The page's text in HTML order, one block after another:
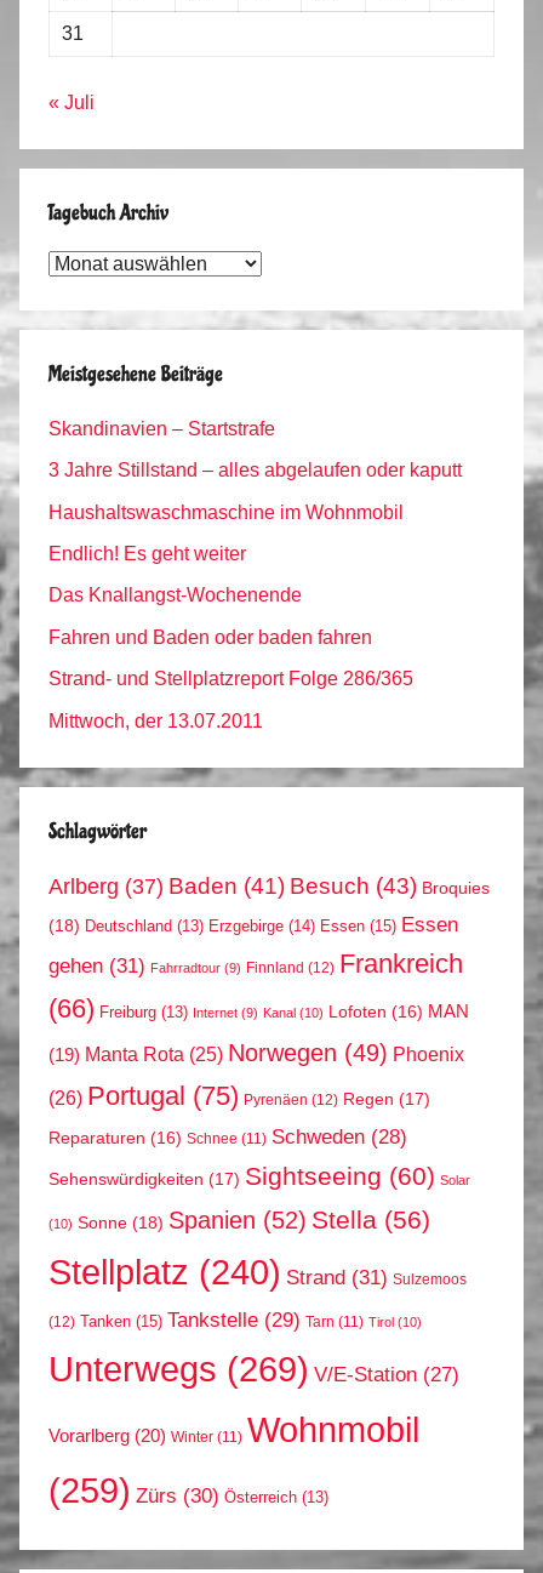
31
« Juli
Tagebuch Archiv
Tagebuch
Meistgesehene Beiträge
Skandinavien – Startstrafe
3 Jahre Stillstand – alles abgelaufen oder kaputt
Haushaltswaschmaschine im Wohnmobil
Endlich! Es geht weiter
Das Knallangst-Wochenende
Fahren und Baden oder baden fahren
Strand- und Stellplatzreport Folge 286/365
Mittwoch, der 13.07.2011
Schlagwörter
Arlberg (37) Baden (41) Besuch (43) Broquies
(18) Deutschland (13) Erzgebirge (14) Essen (15) Essen
gehen (31) Fahrradtour (9) Finnland (12) Frankreich
(66) Freiburg (13) Internet (9) Kanal (10) Lofoten (16) MAN
(19) Manta Rota (25) Norwegen (49) Phoenix
(26) Portugal (75) Pyrenäen (12) Regen (17)
Reparaturen (16) Schnee (11) Schweden (28)
Sehenswürdigkeiten (17) Sightseeing (60) Solar
(10) Sonne (18) Spanien (52) Stella (56)
Stellplatz (240) Strand (31) Sulzemoos
(12) Tanken (15) Tankstelle (29) Tarn (11) Tirol (10)
Unterwegs (269) V/E-Station (27)
Vorarlberg (20) Winter (11) Wohnmobil
(259) Zürs (30) Österreich (13)